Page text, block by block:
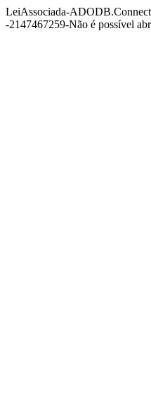
LeiAssociada-
-2147467259-Não é possível